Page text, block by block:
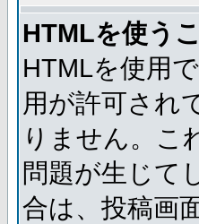
HTMLを使う
HTMLを使用
用が許可され
りません。こ
問題が生じて
合は、投稿画